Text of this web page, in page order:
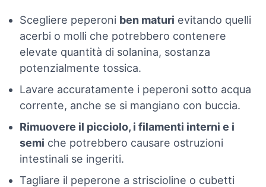
Scegliere peperoni ben maturi evitando quelli
acerbi o molli che potrebbero contenere
elevate quantità di solanina, sostanza
potenzialmente tossica.
Lavare accuratamente i peperoni sotto acqua
corrente, anche se si mangiano con buccia.
Rimuovere il picciolo, i filamenti interni e i
semi che potrebbero causare ostruzioni
intestinali se ingeriti.
Tagliare il peperone a striscioline o cubetti